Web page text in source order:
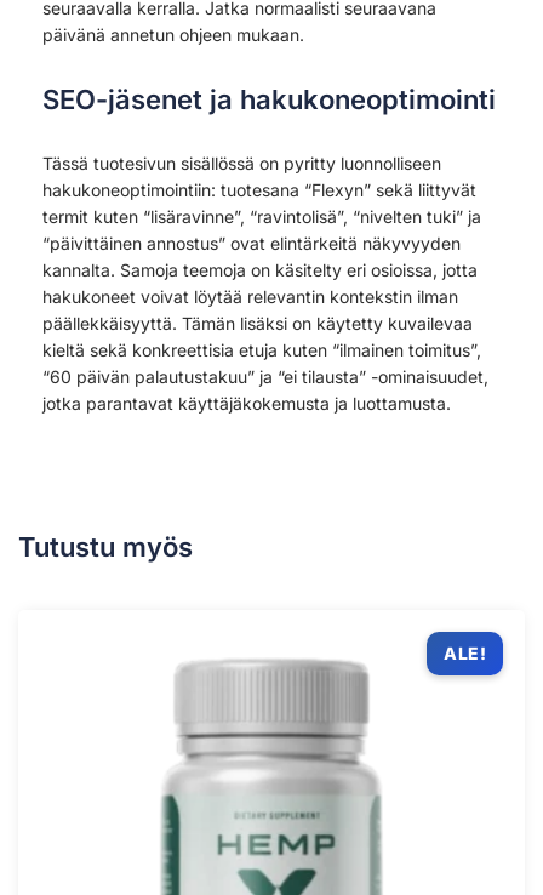
seuraavalla kerralla. Jatka normaalisti seuraavana
päivänä annetun ohjeen mukaan.
SEO-jäsenet ja hakukoneoptimointi
Tässä tuotesivun sisällössä on pyritty luonnolliseen
hakukoneoptimointiin: tuotesana “Flexyn” sekä liittyvät
termit kuten “lisäravinne”, “ravintolisä”, “nivelten tuki” ja
“päivittäinen annostus” ovat elintärkeitä näkyvyyden
kannalta. Samoja teemoja on käsitelty eri osioissa, jotta
hakukoneet voivat löytää relevantin kontekstin ilman
päällekkäisyyttä. Tämän lisäksi on käytetty kuvailevaa
kieltä sekä konkreettisia etuja kuten “ilmainen toimitus”,
“60 päivän palautustakuu” ja “ei tilausta” -ominaisuudet,
jotka parantavat käyttäjäkokemusta ja luottamusta.
Tutustu myös
ALE!